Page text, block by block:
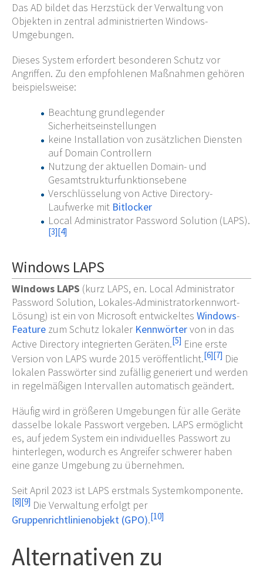
Das AD bildet das Herzstück der Verwaltung von
Objekten in zentral administrierten Windows-
Umgebungen.
Dieses System erfordert besonderen Schutz vor
Angriffen. Zu den empfohlenen Maßnahmen gehören
beispielsweise:
Beachtung grundlegender
Sicherheitseinstellungen
keine Installation von zusätzlichen Diensten
auf Domain Controllern
Nutzung der aktuellen Domain- und
Gesamtstrukturfunktionsebene
Verschlüsselung von Active Directory-
Laufwerke mit Bitlocker
Local Administrator Password Solution (LAPS).
[3][4]
Windows LAPS
Windows LAPS (kurz LAPS, en. Local Administrator
Password Solution, Lokales-Administratorkennwort-
Lösung) ist ein von Microsoft entwickeltes Windows-
Feature zum Schutz lokaler Kennwörtervon in das
Active Directory integrierten Geräten.[5] Eine erste
Version von LAPS wurde 2015 veröffentlicht.[6][7] Die
lokalen Passwörter sind zufällig generiert und werden
in regelmäßigen Intervallen automatisch geändert.
Häufig wird in größeren Umgebungen für alle Geräte
dasselbe lokale Passwort vergeben. LAPS ermöglicht
es, auf jedem System ein individuelles Passwort zu
hinterlegen, wodurch es Angreifer schwerer haben
eine ganze Umgebung zu übernehmen.
Seit April 2023 ist LAPS erstmals Systemkomponente.
[8][9] Die Verwaltung erfolgt per
Gruppenrichtlinienobjekt (GPO).[10]
Alternativen zu